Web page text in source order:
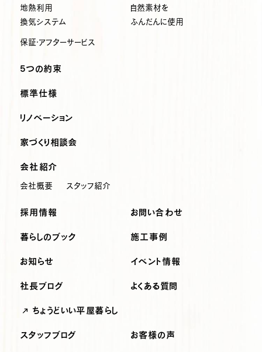
地熱利用
換気システム
自然素材を
ふんだんに使用
保証・アフターサービス
5つの約束
標準仕様
リノベーション
家づくり相談会
会社紹介
会社概要 スタッフ紹介
採用情報 お問い合わせ
暮らしのブック 施工事例
お知らせ
社長ブログ
イベント情報
よくある質問
ちょうどいい平屋暮らし
スタッフブログ お客様の声